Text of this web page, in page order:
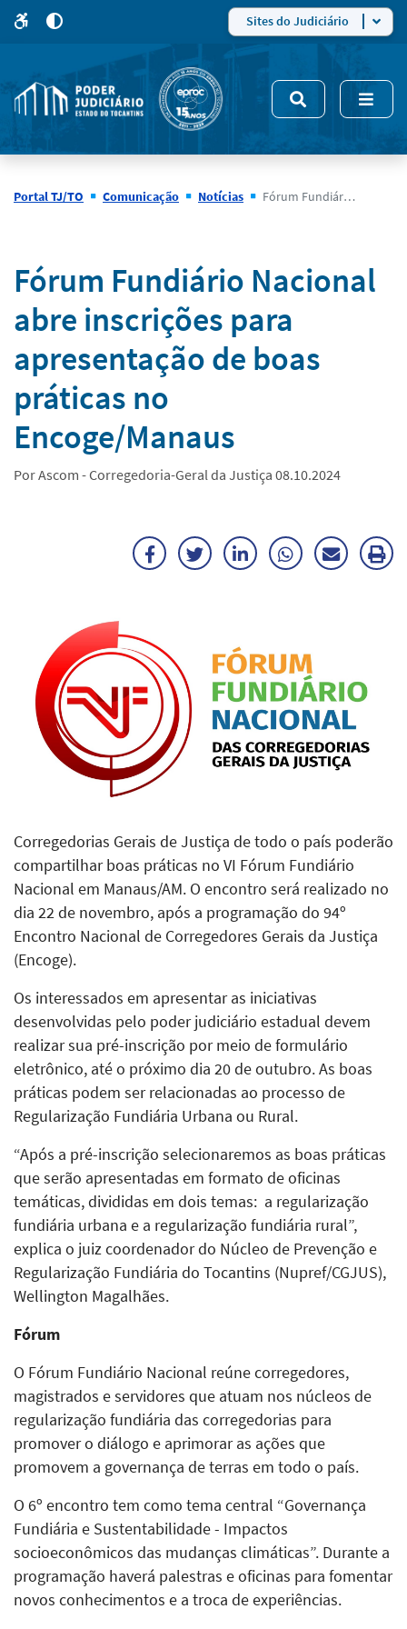
site
5
modo
de
alto
Sites do Judiciário
Portal TJ/TO Comunicação Notícias Fórum Fundiário Nacional abre inscrições para apresentação de boas práticas no Encoge/Manaus
Notícias
Fórum Fundiário Nacional
abre inscrições para
apresentação de boas
práticas no
Encoge/Manaus
Por Ascom - Corregedoria-Geral da Justiça 08.10.2024
FacebookTwitterLinkedInWhatsApp
Enviar
Corregedorias Gerais de Justiça de todo o país poderão
compartilhar boas práticas no VI Fórum Fundiário
Nacional em Manaus/AM. O encontro será realizado no
dia 22 de novembro, após a programação do 94º
Encontro Nacional de Corregedores Gerais da Justiça
(Encoge).
Os interessados em apresentar as iniciativas
desenvolvidas pelo poder judiciário estadual devem
realizar sua pré-inscrição por meio de formulário
eletrônico, até o próximo dia 20 de outubro. As boas
práticas podem ser relacionadas ao processo de
Regularização Fundiária Urbana ou Rural.
“Após a pré-inscrição selecionaremos as boas práticas
que serão apresentadas em formato de oficinas
temáticas, divididas em dois temas: a regularização
fundiária urbana e a regularização fundiária rural”,
explica o juiz coordenador do Núcleo de Prevenção e
Regularização Fundiária do Tocantins (Nupref/CGJUS),
Wellington Magalhães.
Fórum
O Fórum Fundiário Nacional reúne corregedores,
magistrados e servidores que atuam nos núcleos de
regularização fundiária das corregedorias para
promover o diálogo e aprimorar as ações que
promovem a governança de terras em todo o país.
O 6º encontro tem como tema central “Governança
Fundiária e Sustentabilidade - Impactos
socioeconômicos das mudanças climáticas”. Durante a
programação haverá palestras e oficinas para fomentar
novos conhecimentos e a troca de experiências.